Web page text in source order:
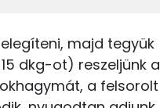
69 kcal
82 kcal
majd tegyük
dkg-ot) reszeljünk a
a felsorolt